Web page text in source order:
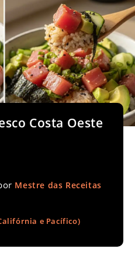
Costa Oeste
Mestre das Receitas
e Pacífico)